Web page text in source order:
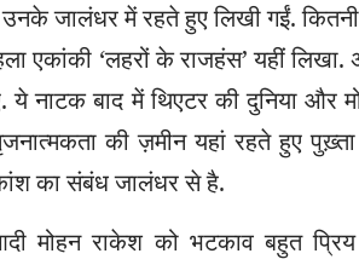
जालंधर में रहते हुए लिखी गईं.
एकांकी ‘लहरों के राजहंस’ यहीं
नाटक बाद में थिएटर की दुनिया और
की ज़मीन यहां रहते हुए
का संबंध जालंधर से है.
मोहन राकेश को भटकाव बहुत